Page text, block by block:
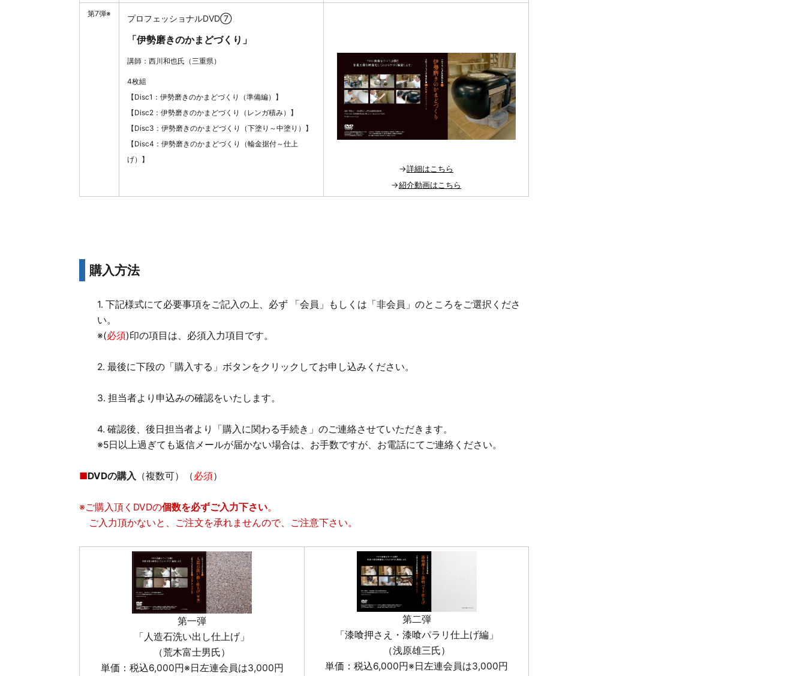
第7弾※ プロフェッショナルDVD⑦
「伊勢磨きのかまどづくり」
講師：西川和也氏（三重県）
4枚組
【Disc1：伊勢磨きのかまどづくり（準備編）】
【Disc2：伊勢磨きのかまどづくり（レンガ積み）】
【Disc3：伊勢磨きのかまどづくり（下塗り～中塗り）】
【Disc4：伊勢磨きのかまどづくり（輪金据付～仕上
げ）】
→詳細はこちら
→紹介動画はこちら
購入方法
1. 下記様式にて必要事項をご記入の上、必ず 「会員」もしくは「非会員」のところをご選択くださ
い。
※(必須)印の項目は、必須入力項目です。
2. 最後に下段の「購入する」ボタンをクリックしてお申し込みください。
3. 担当者より申込みの確認をいたします。
4. 確認後、後日担当者より「購入に関わる手続き」のご連絡させていただきます。
※5日以上過ぎても返信メールが届かない場合は、お手数ですが、お電話にてご連絡ください。
■DVDの購入 （複数可）（必須）
※ご購入頂くDVDの個数を必ずご入力下さい。
ご入力頂かないと、ご注文を承れませんので、ご注意下さい。
第一弾
「人造石洗い出し仕上げ」
（荒木富士男氏）
単価：税込6,000円※日左連会員は3,000円
第二弾
「漆喰押さえ・漆喰パラリ仕上げ編」
（浅原雄三氏）
単価：税込6,000円※日左連会員は3,000円